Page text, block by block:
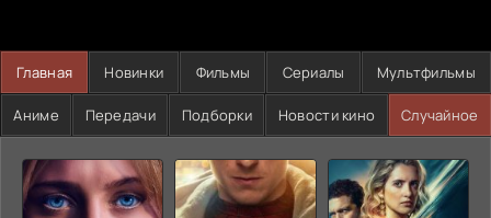
Главная Новинки Фильмы Сериалы Мультфильмы
Аниме Передачи Подборки Новости кино Случайное